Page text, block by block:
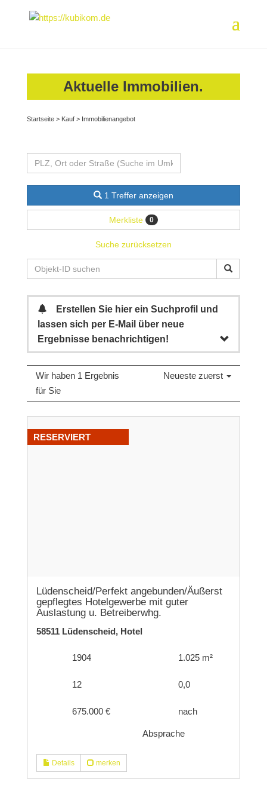
Aktuelle Immobilien.
Startseite> Kauf> Immobilienangebot
1 Treffer anzeigen
Merkliste 0
Suche zurücksetzen
Erstellen Sie hier ein Suchprofil und
lassen sich per E-Mail über neue
Ergebnisse benachrichtigen!
Wir haben 1 Ergebnis
für Sie
Neueste zuerst
RESERVIERT
Lüdenscheid/Perfekt angebunden/Äußerst
gepflegtes Hotelgewerbe mit guter
Auslastung u. Betreiberwhg.
58511 Lüdenscheid, Hotel
1904 1.025 m²
12 0,0
675.000 € nach
Absprache
Details merken